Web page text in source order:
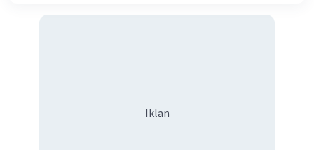
Iklan